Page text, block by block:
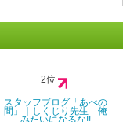
2位
スタッフブログ「あべの
間」｜しくじり先生 俺
みたいになるな!!